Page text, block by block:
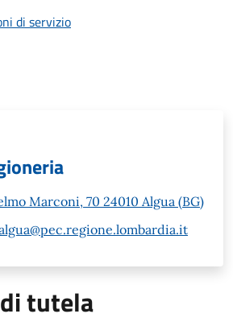
di servizio
Marconi, 70 24010 Algua (BG)
tutela